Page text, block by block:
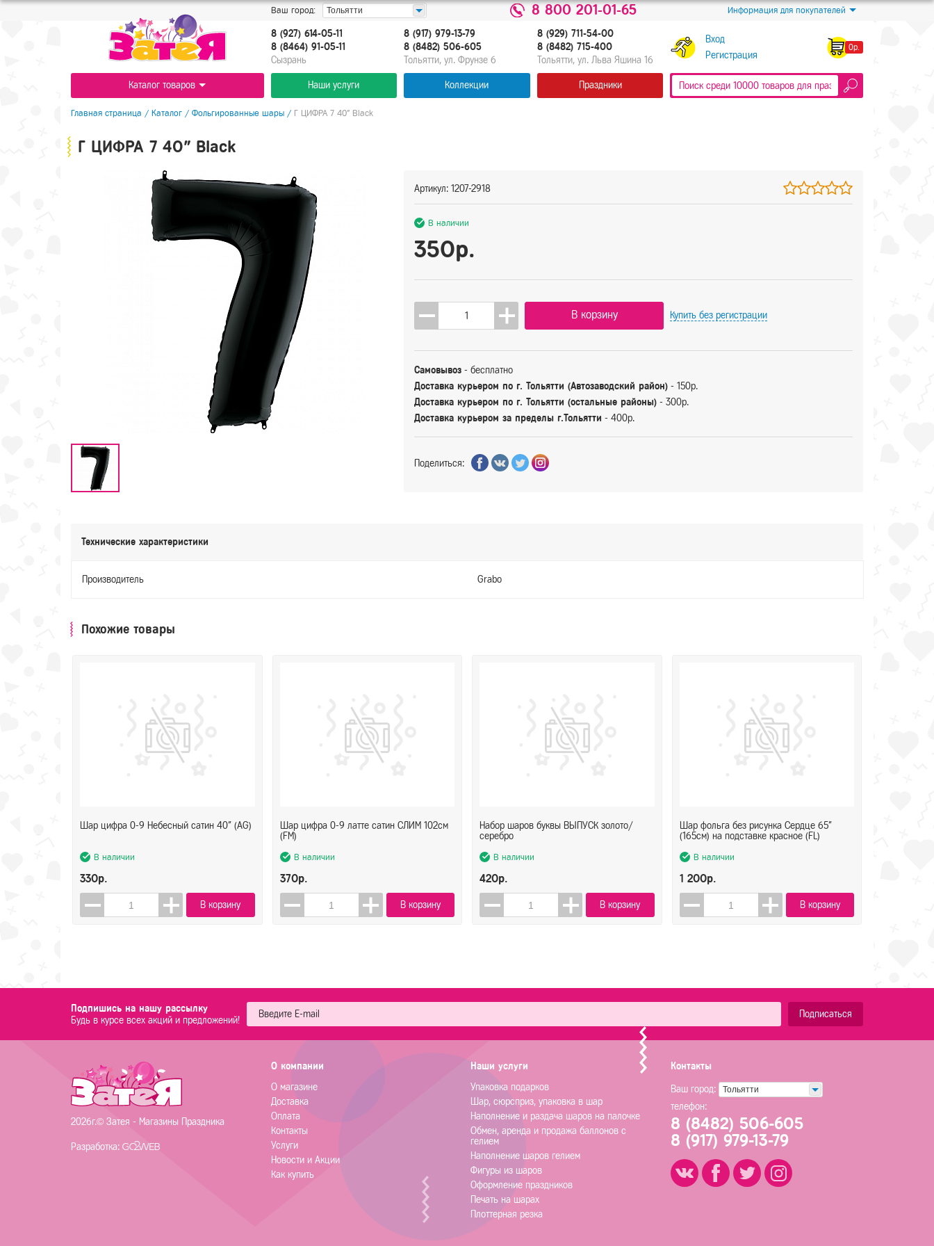
Ваш город: Тольятти 8 800 201-01-65 Информация для покупателей
8 (927) 614-05-11
8 (8464) 91-05-11
Cызрань
8 (917) 979-13-79
8 (8482) 506-605
Тольятти, ул. Фрунзе 6
8 (929) 711-54-00
8 (8482) 715-400
Тольятти, ул. Льва Яшина 16
Вход
Регистрация
0р.
Каталог товаров Наши услуги Коллекции Праздники
Главная страница / Каталог / Фольгированные шары / Г ЦИФРА 7 40" Black
Г ЦИФРА 7 40" Black
Артикул: 1207-2918
В наличии
350р.
В корзину Купить без регистрации
Самовывоз - бесплатно
Доставка курьером по г. Тольятти (Автозаводский район) - 150р.
Доставка курьером по г. Тольятти (остальные районы) - 300р.
Доставка курьером за пределы г.Тольятти - 400р.
Поделиться:
Технические характеристики
Производитель Grabo
Похожие товары
Шар цифра 0-9 Небесный сатин 40" (AG)
В наличии
330р.
В корзину
Шар цифра 0-9 латте сатин СЛИМ 102см
(FM)
В наличии
370р.
В корзину
Набор шаров буквы ВЫПУСК золото/
серебро
В наличии
420р.
В корзину
Шар фольга без рисунка Сердце 65"
(165см) на подставке красное (FL)
В наличии
1 200р.
В корзину
Подпишись на нашу рассылку
Будь в курсе всех акций и предложений!
Подписаться
Контакты
Ваш город: Тольятти
телефон:
8 (8482) 506-605
8 (917) 979-13-79
О компании
О магазине
Доставка
Оплата
Контакты
Услуги
Новости и Акции
Как купить
Наши услуги
Упаковка подарков
Шар, сюрсприз, упаковка в шар
Наполнение и раздача шаров на палочке
Обмен, аренда и продажа баллонов с
гелием
Наполнение шаров гелием
Фигуры из шаров
Оформление праздников
Печать на шарах
Плоттерная резка
2026г.© Затея - Магазины Праздника
Разработка: